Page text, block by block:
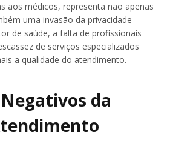
aos médicos, representa não apenas
uma invasão da privacidade
de saúde, a falta de profissionais
de serviços especializados
a qualidade do atendimento.
da